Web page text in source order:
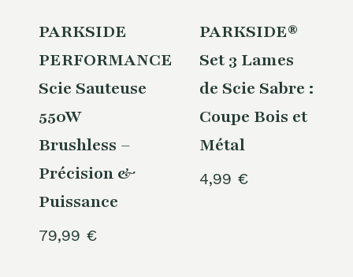
PARKSIDE
PERFORMANCE
Scie Sauteuse
550W
Brushless –
Précision &
Puissance
79,99 €
PARKSIDE®
Set 3 Lames
de Scie Sabre :
Coupe Bois et
Métal
4,99 €